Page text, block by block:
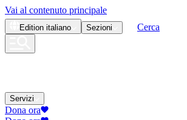
Vai al contenuto principale
Edition italiano Sezioni Cerca
Servizi
Dona ora